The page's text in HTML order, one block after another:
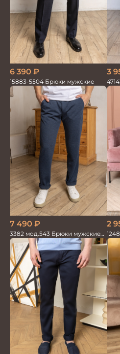
6 390 ₽
15883-5504 Брюки мужские
3
7 490 ₽
3382 мод.543 Брюки мужские
син.меланж трикотаж
2